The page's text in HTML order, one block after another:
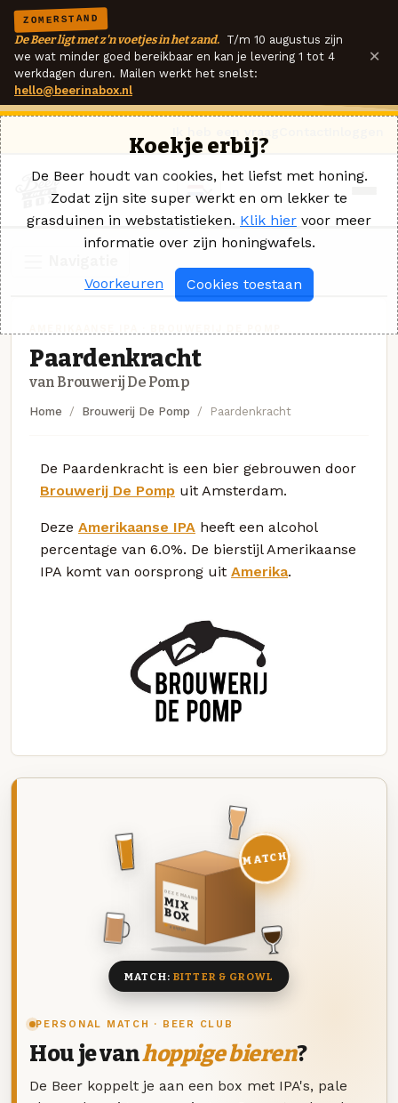
ZOMERSTAND
De Beer ligt met z'n voetjes in het zand. T/m 10 augustus zijn
we wat minder goed bereikbaar en kan je levering 1 tot 4
werkdagen duren. Mailen werkt het snelst:
hello@beerinabox.nl
×
Paardenkracht
van Brouwerij De Pomp
Home Brouwerij De Pomp Paardenkracht
De Paardenkracht is een bier gebrouwen door
Brouwerij De Pomp uit Amsterdam.
Deze Amerikaanse IPA heeft een alcohol
percentage van 6.0%. De bierstijl Amerikaanse
IPA komt van oorsprong uit Amerika.
PERSONAL MATCH · BEER CLUB
Hou je vanhoppige bieren?
De Beer koppelt je aan een box met IPA's, pale
DEZE MAAND
MIX
BOX
8 BIEREN
MATCH
MATCH: BITTER & GROWL
Koekje erbij?
De Beer houdt van cookies, het liefst met honing.
Zodat zijn site super werkt en om lekker te
grasduinen in webstatistieken. Klik hier voor meer
informatie over zijn honingwafels.
Voorkeuren Cookies toestaan